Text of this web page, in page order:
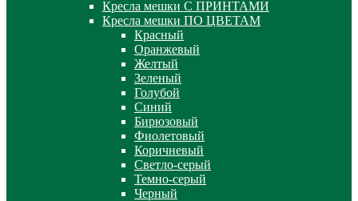
Кресла мешки С ПРИНТАМИ
Кресла мешки ПО ЦВЕТАМ
Красный
Оранжевый
Желтый
Зеленый
Голубой
Синий
Бирюзовый
Фиолетовый
Коричневый
Светло-серый
Темно-серый
Черный